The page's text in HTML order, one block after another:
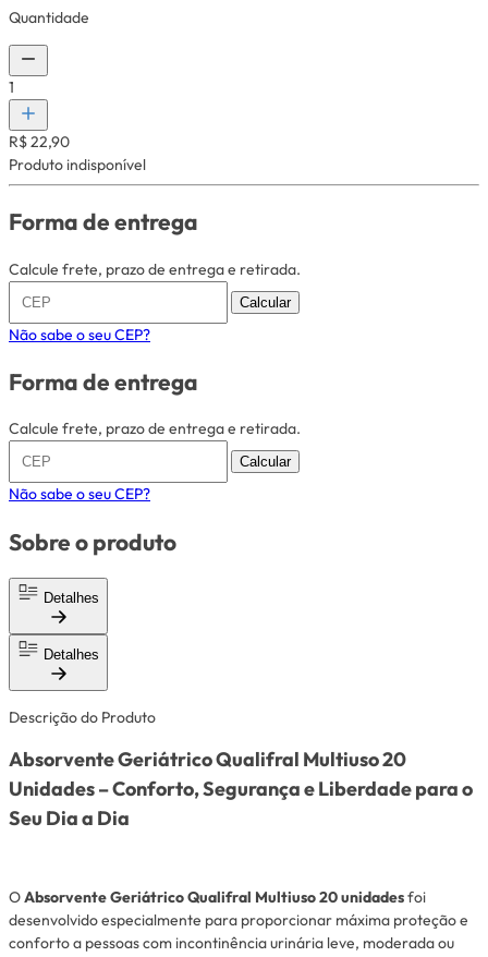
Quantidade
1
R$ 22,90
Produto indisponível
Forma de entrega
Calcule frete, prazo de entrega e retirada.
Calcular
Não sabe o seu CEP?
Forma de entrega
Calcule frete, prazo de entrega e retirada.
Calcular
Não sabe o seu CEP?
Sobre o produto
Detalhes
Detalhes
Descrição do Produto
Absorvente Geriátrico Qualifral Multiuso 20
Unidades – Conforto, Segurança e Liberdade para o
Seu Dia a Dia
OAbsorvente Geriátrico Qualifral Multiuso 20 unidadesfoi
desenvolvido especialmente para proporcionar máxima proteção e
conforto a pessoas com incontinência urinária leve, moderada ou